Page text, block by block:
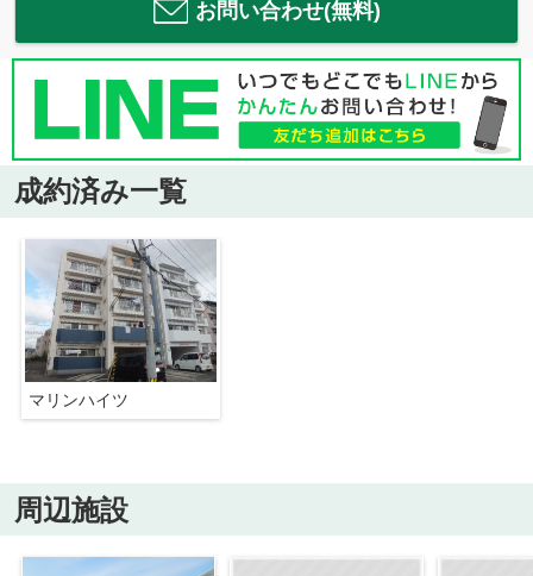
お問い合わせ(無料)
成約済み一覧
マリンハイツ
周辺施設